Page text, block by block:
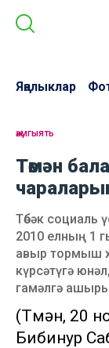
Яңалыклар
җәмгыять
Төмән
Төбәк социаль
2010 елның 1
авыр тормыш
күрсәтүгә
гамәлгә
(Төмән, 20
Бибинур